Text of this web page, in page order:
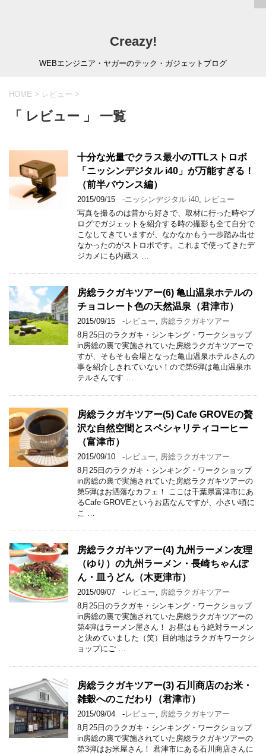
Creazy!
WEBエンジニア・ヤガーのテック・ガジェットブログ
HOME > レビュー >
「 レビュー 」 一覧
十分な光量でクラス最小のTTLストロボ
「ニッシンデジタル i40」が万能すぎる！
（前半バウンス編）
2015/09/15 -ニッシンデジタル i40, レビュー
写真を撮るのは昔から好きで、取材に行った時やブ
ログでガジェットを紹介する時の撮影も全て自分で
こなしてきていますが、なかなかもう一歩踏み出せ
なかったのがストロボです。これまで使ってきたデ
ジカメにも内蔵ス …
房総ラクガキツアー(6) 亀山温泉ホテルの
チョコレート色の天然温泉（君津市）
2015/09/15 -レビュー, 房総ラクガキツアー
8月25日のラクガキ・シンキング・ワークショップ
in房総の裏で実施されていた房総ラクガキツアーで
すが、そもそも会場となった亀山温泉ホテルさんの
事を紹介しきれていない！ので第6弾は亀山温泉ホ
テルさんです …
房総ラクガキツアー(5) Cafe GROVEの贅
沢な自然空間とスペシャリティコーヒー
（富津市）
2015/09/10 -レビュー, 房総ラクガキツアー
8月25日のラクガキ・シンキング・ワークショップ
in房総の裏で実施されていた房総ラクガキツアーの
第5弾はお洒落なカフェ！ ここは千葉県富津市にあ
るCafe GROVEというお店なんですが、小さい頃に
こ …
房総ラクガキツアー(4) 九州ラーメン友理
（ゆり）の九州ラーメン・長崎ちゃんぽ
ん・皿うどん（木更津市）
2015/09/07 -レビュー, 房総ラクガキツアー
8月25日のラクガキ・シンキング・ワークショップ
in房総の裏で実施されていた房総ラクガキツアーの
第4弾はラーメン屋さん！ お昼はもう絶対ラーメン
と決めていました（笑）目的地はラクガキワークシ
ョップにご …
房総ラクガキツアー(3) 石川商店のお米・
雑穀へのこだわり（君津市）
2015/09/04 -レビュー, 房総ラクガキツアー
8月25日のラクガキ・シンキング・ワークショップ
in房総の裏で実施されていた房総ラクガキツアーの
第3弾はお米屋さん！ 君津市にある石川商店さんに